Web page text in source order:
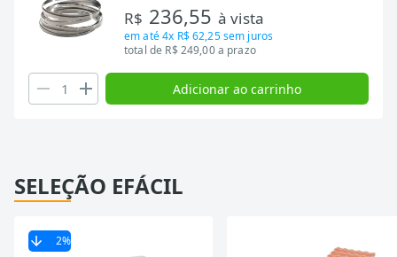
R$ 236,55 à vista
em até4x R$ 62,25sem juros
total de R$ 249,00 a prazo
Adicionar ao carrinho
SELEÇÃO EFÁCIL
2%